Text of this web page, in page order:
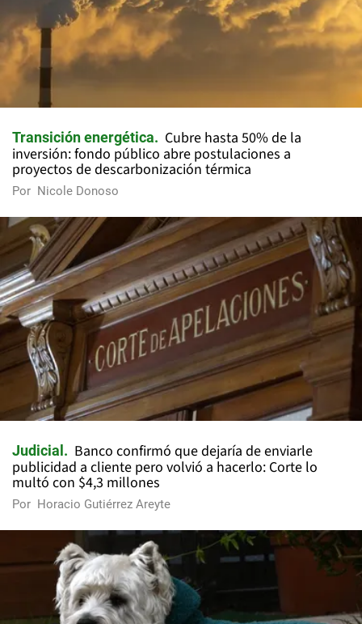
Transición energética
Cubre hasta 50% de la
inversión: fondo público abre postulaciones a
proyectos de descarbonización térmica
Por Nicole Donoso
Judicial
Banco confirmó que dejaría de enviarle
publicidad a cliente pero volvió a hacerlo: Corte lo
multó con $4,3 millones
Por Horacio Gutiérrez Areyte